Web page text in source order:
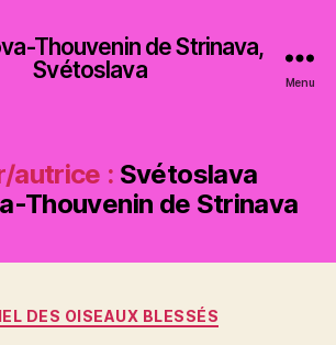
Thouvenin de Strinava,
Svétoslava
Menu
autrice : Svétoslava
Thouvenin de Strinava
Catégories
DES OISEAUX BLESSÉS